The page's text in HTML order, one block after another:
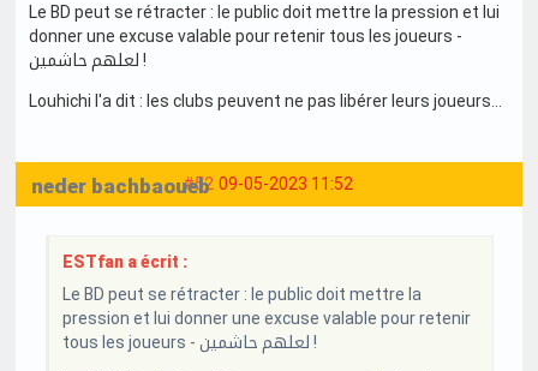
Le BD peut se rétracter : le public doit mettre la pression et lui
donner une excuse valable pour retenir tous les joueurs -
لعلهم حاشمين !
Louhichi l'a dit : les clubs peuvent ne pas libérer leurs joueurs...
#52 09-05-2023 11:52
neder bachbaoueb
ESTfan a écrit :
Le BD peut se rétracter : le public doit mettre la
pression et lui donner une excuse valable pour retenir
tous les joueurs - لعلهم حاشمين !